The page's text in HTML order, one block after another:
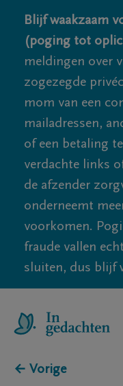
Blijf waakzaam
(poging tot
meldingen over
zogezegde
mom van een
mailadressen,
of een betaling
verdachte links
de afzender
onderneemt
voorkomen.
fraude vallen
sluiten, dus blijf
← Vorige